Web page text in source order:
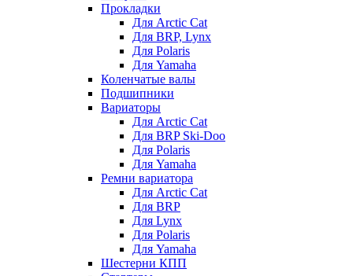
Прокладки
Для Arctic Cat
Для BRP, Lynx
Для Polaris
Для Yamaha
Коленчатые валы
Подшипники
Вариаторы
Для Arctic Cat
Для BRP Ski-Doo
Для Polaris
Для Yamaha
Ремни вариатора
Для Arctic Cat
Для BRP
Для Lynx
Для Polaris
Для Yamaha
Шестерни КПП